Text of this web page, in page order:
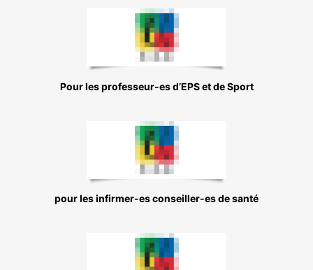
Pour les professeur-es d’EPS et de Sport
pour les infirmer-es conseiller-es de santé